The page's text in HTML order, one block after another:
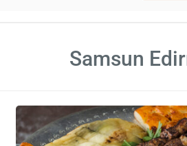
Samsun